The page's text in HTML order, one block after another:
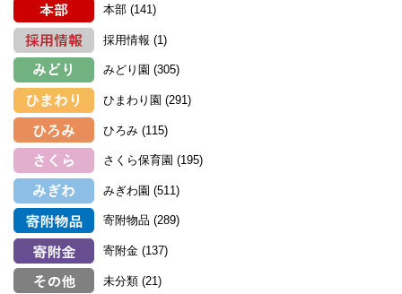
本部 (141)
採用情報 (1)
みどり園 (305)
ひまわり園 (291)
ひろみ (115)
さくら保育園 (195)
みぎわ園 (511)
寄附物品 (289)
寄附金 (137)
未分類 (21)